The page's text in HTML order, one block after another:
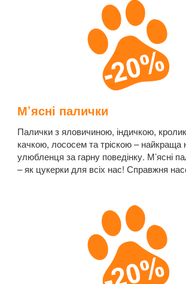
М’ясні палички
Палички з яловичиною, індичкою,
качкою, лососем та тріскою – найкраща
улюбленця за гарну поведінку. М’ясні
– як цукерки для всіх нас! Справжня